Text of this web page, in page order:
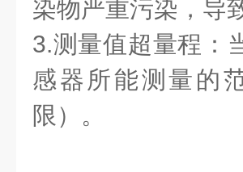
染物严重污染，导
3.测量值超量程：
感器所能测量的
限）。